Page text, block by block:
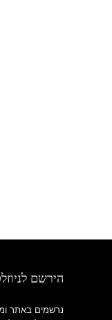
הירשם
נרשמים באתר